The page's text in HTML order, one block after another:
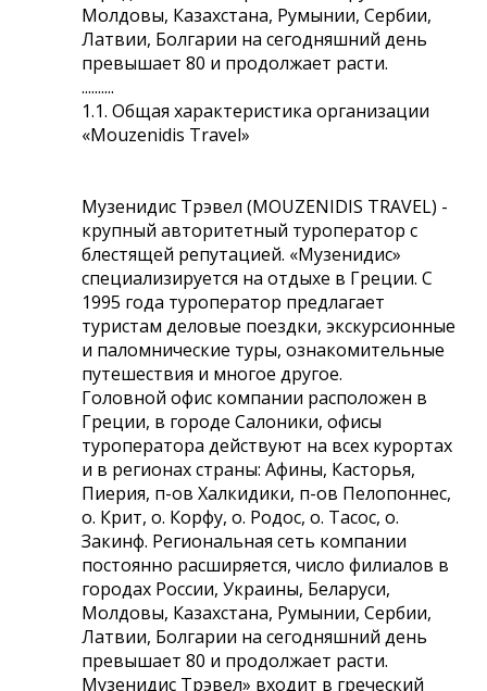
Молдовы, Казахстана, Румынии, Сербии,
Латвии, Болгарии на сегодняшний день
превышает 80 и продолжает расти.
..........
1.1. Общая характеристика организации
«Mouzenidis Travel»
Музенидис Трэвел (MOUZENIDIS TRAVEL) -
крупный авторитетный туроператор с
блестящей репутацией. «Музенидис»
специализируется на отдыхе в Греции. С
1995 года туроператор предлагает
туристам деловые поездки, экскурсионные
и паломнические туры, ознакомительные
путешествия и многое другое.
Головной офис компании расположен в
Греции, в городе Салоники, офисы
туроператора действуют на всех курортах
и в регионах страны: Афины, Касторья,
Пиерия, п-ов Халкидики, п-ов Пелопоннес,
о. Крит, о. Корфу, о. Родос, о. Тасос, о.
Закинф. Региональная сеть компании
постоянно расширяется, число филиалов в
городах России, Украины, Беларуси,
Молдовы, Казахстана, Румынии, Сербии,
Латвии, Болгарии на сегодняшний день
превышает 80 и продолжает расти.
Музенидис Трэвел» входит в греческий